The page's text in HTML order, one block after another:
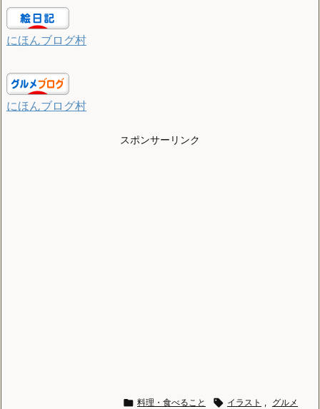
にほんブログ村
にほんブログ村
スポンサーリンク
 料理・食べること  イラスト , グルメ